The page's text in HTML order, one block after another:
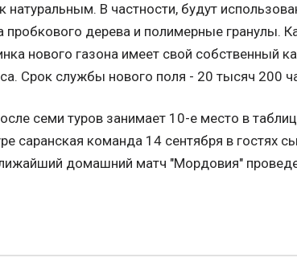
натуральным. В частности, будут
пробкового дерева и полимерные гранулы.
нового газона имеет свой собственный
Срок службы нового поля - 20 тысяч 200
семи туров занимает 10-е место в
саранская команда 14 сентября в гостях
домашний матч "Мордовия"